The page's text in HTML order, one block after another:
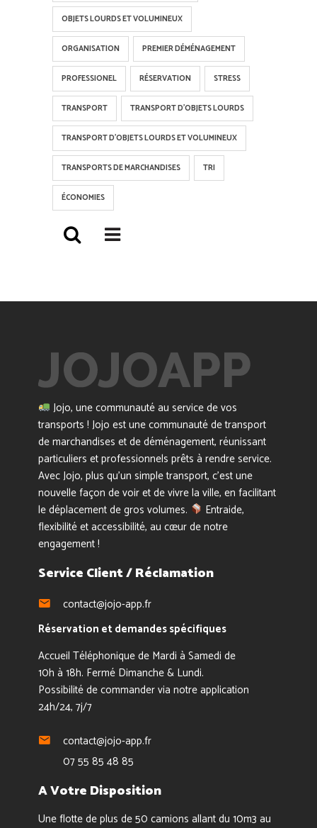
OBJETS LOURDS ET VOLUMINEUX
ORGANISATION PREMIER DÉMÉNAGEMENT
PROFESSIONEL RÉSERVATION STRESS
TRANSPORT TRANSPORT D'OBJETS LOURDS
TRANSPORT D'OBJETS LOURDS ET VOLUMINEUX
TRANSPORTS DE MARCHANDISES TRI
ÉCONOMIES
Jojo, une communauté au service de vos
transports ! Jojo est une communauté de transport
de marchandises et de déménagement, réunissant
particuliers et professionnels prêts à rendre service.
Avec Jojo, plus qu’un simple transport, c’est une
nouvelle façon de voir et de vivre la ville, en facilitant
le déplacement de gros volumes.
Entraide,
flexibilité et accessibilité, au cœur de notre
engagement !
Service Client / Réclamation
contact@jojo-app.fr
Réservation et demandes spécifiques
Accueil Téléphonique de Mardi à Samedi de
10h à 18h. Fermé Dimanche & Lundi.
Possibilité de commander via notre application
24h/24, 7j/7
contact@jojo-app.fr
07 55 85 48 85
A Votre Disposition
Une flotte de plus de 50 camions allant du 10m3 au